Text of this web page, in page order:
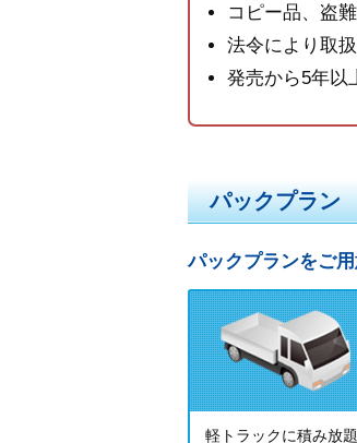
コピー品、盗
法令により取
発売から5年以
パックプラン
パックプランをご
軽トラックに積み放